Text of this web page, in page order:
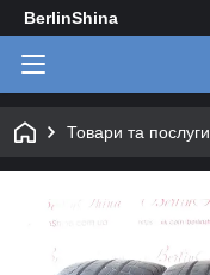
BerlinShina
Товари та послуги